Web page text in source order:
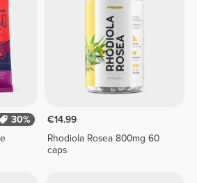
30%
€14.99
Rhodiola Rosea 800mg 60
caps